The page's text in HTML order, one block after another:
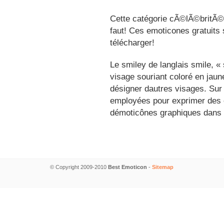
Cette catégorie
faut! Ces emoticones
télécharger!
Le smiley de langlais smile,
visage souriant coloré en
désigner dautres visages.
employées pour exprimer
démoticônes graphiques
© Copyright 2009-2010 Best Emoticon - Sitemap